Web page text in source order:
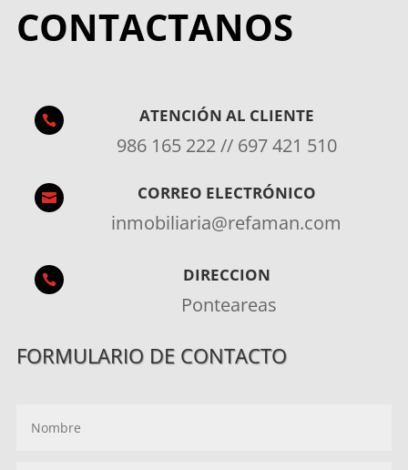
CONTACTANOS
 ATENCIÓN AL CLIENTE
986 165 222 // 697 421 510
 CORREO ELECTRÓNICO
inmobiliaria@refaman.com
 DIRECCION
Ponteareas
FORMULARIO DE CONTACTO